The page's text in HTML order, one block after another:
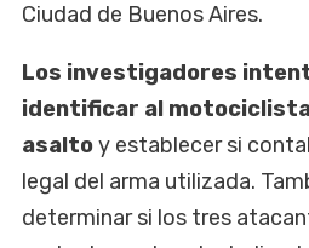
Ciudad de Buenos Aires.
Los investigadores
identificar al
asaltoy establecer si
legal del arma utilizada.
determinar si los tres